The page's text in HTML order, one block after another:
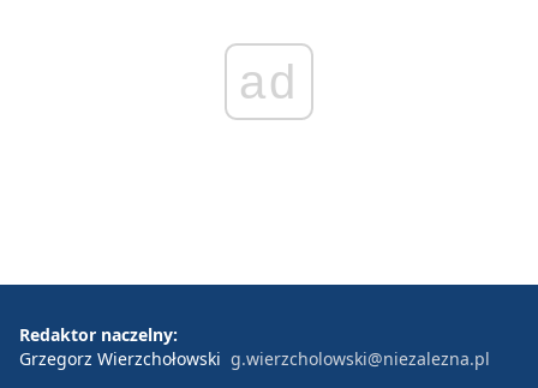
ad
Redaktor naczelny:
Grzegorz Wierzchołowski g.wierzcholowski@niezalezna.pl